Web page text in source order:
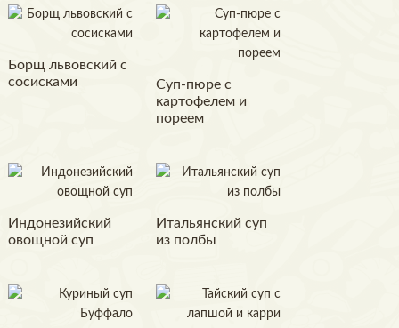
Борщ львовский с
сосисками
Суп-пюре с
картофелем и
пореем
Индонезийский
овощной суп
Итальянский суп
из полбы